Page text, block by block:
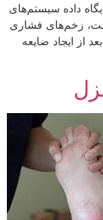
داده سیستم‌های
زخم‌های فشاری
اول بعد از ایجاد ضایعه